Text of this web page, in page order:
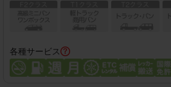
各種サービス